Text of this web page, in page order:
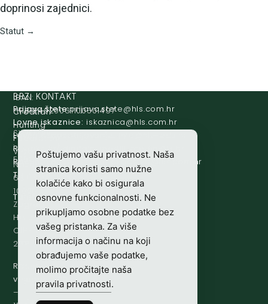
doprinosi zajednici.
Statut →
Croatian
Hunting
Federation
Vladimira
Nazora
63
10000
Zagreb,
Hrvatska
OIB-
28817560444
Radno
vrijeme:
7:00
–
IBAN:
HR8124020061100501497
SWIFT/BIC
:
ESBCHR22
BRZI KONTAKT
Prijava štete: rh.moc.slh
@etets.avajirp
Lovne iskaznice:
rh.moc.slh
@acinzaksi
Lovno osposobljavanje:
Redakcija/ digitalni mediji:
rh.sl
@aidem
Računovodstvo:
rh.moc.slh
@ovtsdovonucar
Tajništvo:
rh.sl
@slh
Telefon: +385 (0)1 48 34 560
Poštujemo vašu privatnost. Naša
stranica koristi samo nužne
kolačiće kako bi osigurala
osnovne funkcionalnosti. Ne
prikupljamo osobne podatke bez
vašeg pristanka. Za više
informacija o načinu na koji
obrađujemo vaše podatke,
molimo pročitajte naša
pravila privatnosti.